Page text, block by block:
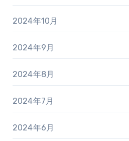
2024年10月
2024年9月
2024年8月
2024年7月
2024年6月